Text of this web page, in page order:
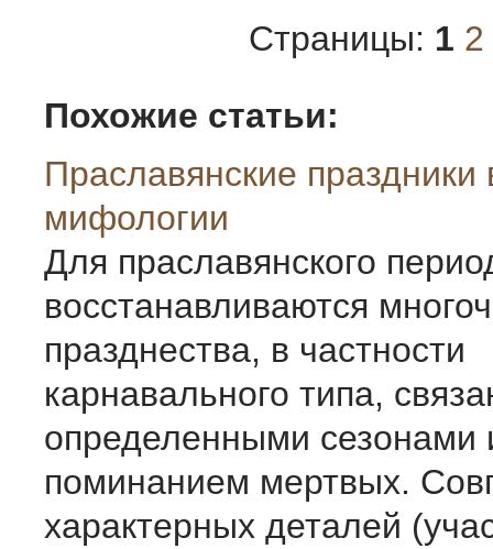
Страницы: 1 2
Похожие статьи:
Праславянские праздники
мифологии
Для праславянского
восстанавливаются
празднества, в частности
карнавального типа,
определенными сезонами
поминанием мертвых.
характерных деталей